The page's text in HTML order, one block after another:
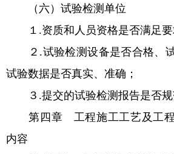
（六）试验检测单位
１.资质和人员资格是否满足要
２.试验检测设备是否合格、试
试验数据是否真实、准确；
３.提交的试验检测报告是否规
第四章 工程施工工艺及工程
内容